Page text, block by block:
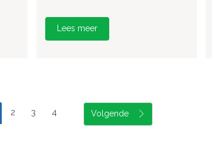
Lees meer
2 3 4